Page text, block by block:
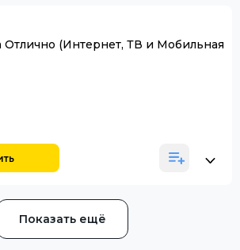
(Интернет, ТВ и Мобильная
Показать ещё